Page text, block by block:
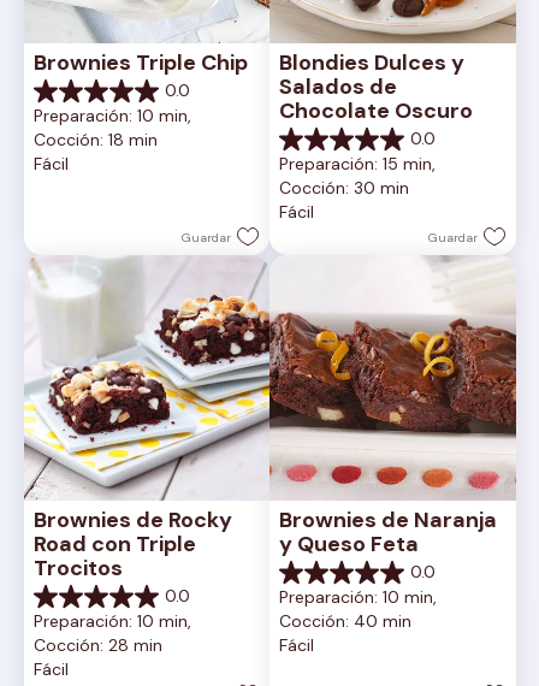
Brownies Triple Chip
0.0
0.0
de
5
estrellas.
Preparación: 10 min,
Cocción: 18 min
Fácil
Guardar
Blondies Dulces y
Salados de
Chocolate Oscuro
0.0
0.0
de
5
estrellas.
Preparación: 15 min,
Cocción: 30 min
Fácil
Guardar
Brownies de Rocky
Road con Triple
Trocitos
0.0
0.0
de
5
estrellas.
Preparación: 10 min,
Cocción: 28 min
Fácil
Brownies de Naranja
y Queso Feta
0.0
0.0
de
5
estrellas.
Preparación: 10 min,
Cocción: 40 min
Fácil